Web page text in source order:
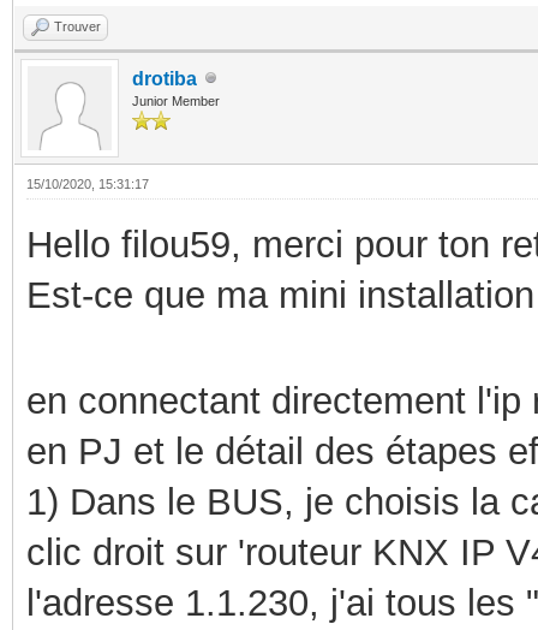
Trouver
drotiba
Junior Member
15/10/2020, 15:31:17
Hello filou59, merci pour ton
Est-ce que ma mini
en connectant directement
en PJ et le détail des étapes
1) Dans le BUS, je choisis la
clic droit sur 'routeur KNX IP
l'adresse 1.1.230, j'ai tous les